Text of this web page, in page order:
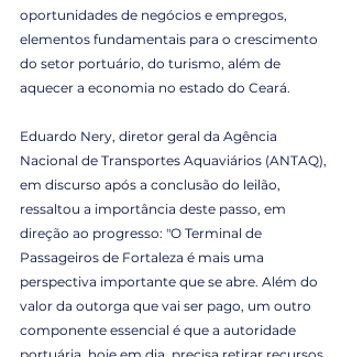
oportunidades de negócios e empregos,
elementos fundamentais para o crescimento
do setor portuário, do turismo, além de
aquecer a economia no estado do Ceará.
Eduardo Nery, diretor geral da Agência
Nacional de Transportes Aquaviários (ANTAQ),
em discurso após a conclusão do leilão,
ressaltou a importância deste passo, em
direção ao progresso: "O Terminal de
Passageiros de Fortaleza é mais uma
perspectiva importante que se abre. Além do
valor da outorga que vai ser pago, um outro
componente essencial é que a autoridade